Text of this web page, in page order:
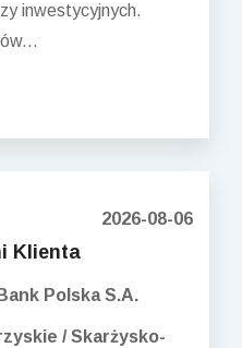
inwestycyjnych.
2026-08-06
Klienta
Polska S.A.
/ Skarżysko-